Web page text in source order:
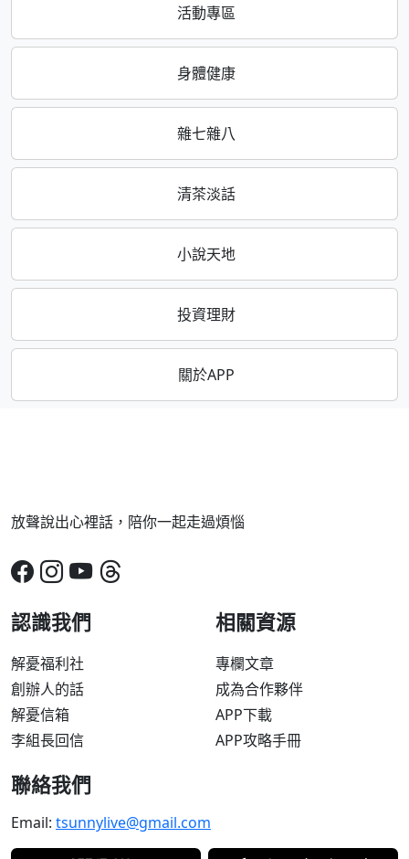
活動專區
身體健康
雜七雜八
清茶淡話
小說天地
投資理財
關於APP
放聲說出心裡話，陪你一起走過煩惱
認識我們
解憂福利社
創辦人的話
解憂信箱
李組長回信
相關資源
專欄文章
成為合作夥伴
APP下載
APP攻略手冊
聯絡我們
Email: tsunnylive@gmail.com